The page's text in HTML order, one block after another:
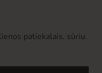
patiekalais, sūriu.